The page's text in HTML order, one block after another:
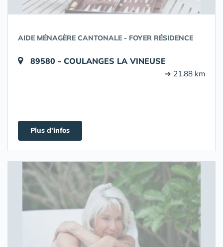
AIDE MÉNAGÈRE CANTONALE - FOYER RÉSIDENCE
89580 - COULANGES LA VINEUSE
➔ 21.88 km
Plus d'infos